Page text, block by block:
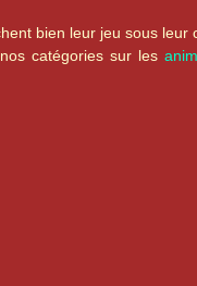
bien leur jeu sous leur
catégories sur les